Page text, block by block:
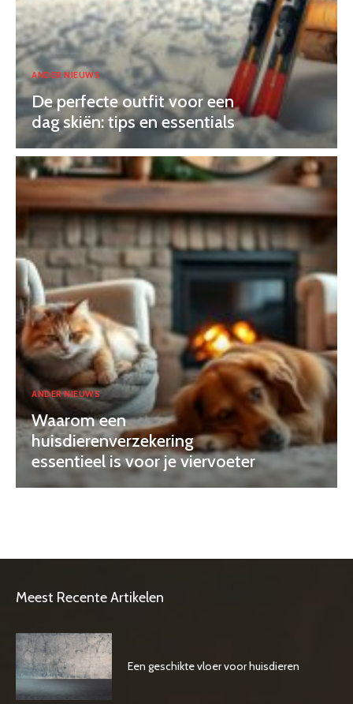
ANDER NIEUWS
De perfecte outfit voor een
dag skiën: tips en essentials
ANDER NIEUWS
Waarom een
huisdierenverzekering
essentieel is voor je viervoeter
Meest Recente Artikelen
Een geschikte vloer voor huisdieren